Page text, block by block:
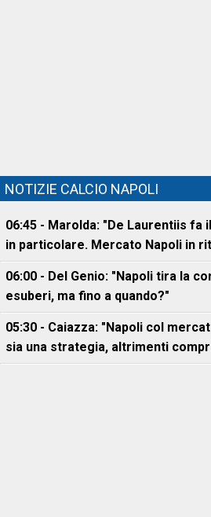
NOTIZIE CALCIO NAPOLI
06:45 - Marolda: "De Laurentiis
in particolare. Mercato Napoli in
06:00 - Del Genio: "Napoli tira la
esuberi, ma fino a quando?"
05:30 - Caiazza: "Napoli col
sia una strategia, altrimenti